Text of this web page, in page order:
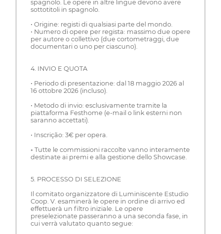
spagnolo. Le opere in altre lingue devono avere
sottotitoli in spagnolo.
• Origine: registi di qualsiasi parte del mondo.
• Numero di opere per regista: massimo due opere
per autore o collettivo (due cortometraggi, due
documentari o uno per ciascuno).
4. INVIO E QUOTA
• Periodo di presentazione: dal 18 maggio 2026 al
16 ottobre 2026 (incluso).
• Metodo di invio: esclusivamente tramite la
piattaforma Festhome (e-mail o link esterni non
saranno accettati).
• Inscrição: 3€ per opera.
◦ Tutte le commissioni raccolte vanno interamente
destinate ai premi e alla gestione dello Showcase.
5. PROCESSO DI SELEZIONE
Il comitato organizzatore di Luminiscente Estudio
Coop. V. esaminerà le opere in ordine di arrivo ed
effettuerà un filtro iniziale. Le opere
preselezionate passeranno a una seconda fase, in
cui verrà valutato quanto segue: